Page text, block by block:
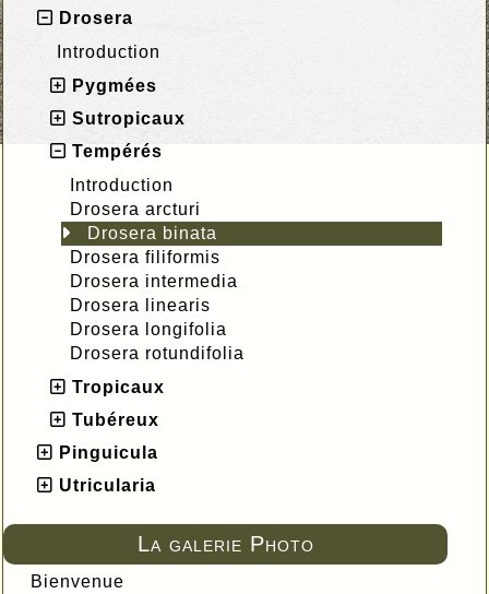
Drosera
Introduction
Pygmées
Sutropicaux
Tempérés
Introduction
Drosera arcturi
Drosera binata
Drosera filiformis
Drosera intermedia
Drosera linearis
Drosera longifolia
Drosera rotundifolia
Tropicaux
Tubéreux
Pinguicula
Utricularia
La galerie Photo
Bienvenue